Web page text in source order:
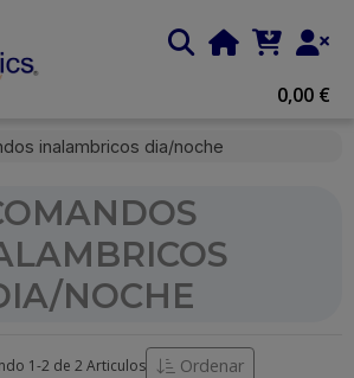
0,00 €
inalambricos dia/noche
NOCHE
1-2 de 2 Articulos Ordenar